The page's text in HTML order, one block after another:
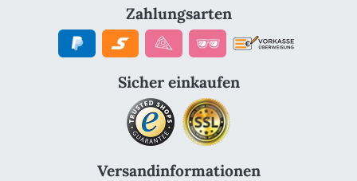
Zahlungsarten
Sicher einkaufen
Versandinformationen